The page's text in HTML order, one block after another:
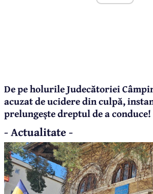
De pe holurile Judecătoriei
acuzat de ucidere din culpă,
prelungește dreptul de a conduce!
- Actualitate -